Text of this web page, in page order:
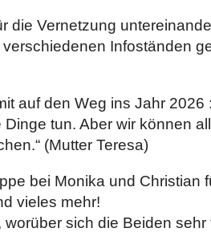
die Vernetzung
Infoständen
auf den Weg ins Jahr 2026 :
tun. Aber wir können
(Mutter Teresa)
bei Monika und Christian
vieles mehr!
sich die Beiden sehr